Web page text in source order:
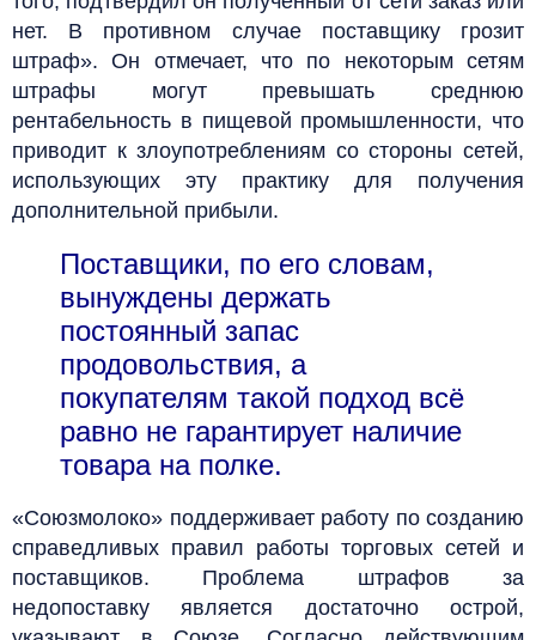
нет. В противном случае поставщику грозит
штраф». Он отмечает, что по некоторым сетям
штрафы могут превышать среднюю
рентабельность в пищевой промышленности, что
приводит к злоупотреблениям со стороны сетей,
использующих эту практику для получения
дополнительной прибыли.
Поставщики, по его словам,
вынуждены держать
постоянный запас
продовольствия, а
покупателям такой подход всё
равно не гарантирует наличие
товара на полке.
«Союзмолоко» поддерживает работу по созданию
справедливых правил работы торговых сетей и
поставщиков. Проблема штрафов за
недопоставку является достаточно острой,